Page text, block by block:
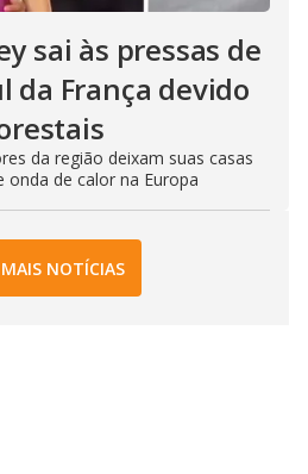
sai às pressas de
da França devido
da região deixam suas casas
de calor na Europa
NOTÍCIAS